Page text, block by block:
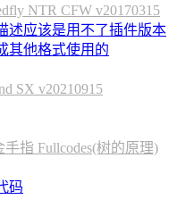
NTR CFW v20170315
述应该是用不了插件版本
其他格式使用的
SX v20210915
指 Fullcodes(树的原理)
码